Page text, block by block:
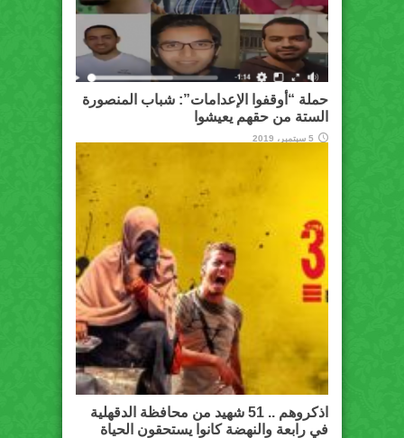
حملة “أوقفوا الإعدامات”: شباب المنصورة
الستة من حقهم يعيشوا
5 سبتمبر، 2019
اذكروهم .. 51 شهيد من محافظة الدقهلية
في رابعة والنهضة كانوا يستحقون الحياة